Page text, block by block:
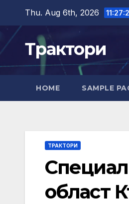
content
Thu. Aug 6th, 2026
Трактори
HOME SAMPLE
ТРАКТОРИ
област